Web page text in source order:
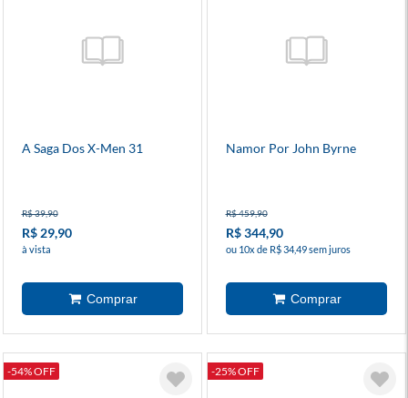
A Saga Dos X-Men 31
R$ 39,90
R$ 29,90
à vista
Namor Por John Byrne
R$ 459,90
R$ 344,90
ou 10x de R$ 34,49 sem juros
-54% OFF -25% OFF